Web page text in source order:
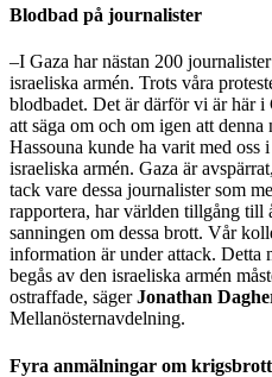
Blodbad på journalister
–I Gaza har nästan 200
israeliska armén. Trots våra
blodbadet. Det är därför vi är här
att säga om och om igen att denna
Hassouna kunde ha varit med oss
israeliska armén. Gaza är
tack vare dessa journalister som
rapportera, har världen tillgång till
sanningen om dessa brott. Vår
information är under attack. Detta
begås av den israeliska armén
ostraffade, sägerJonathan
Mellanösternavdelning.
Fyra anmälningar om krigsbrott